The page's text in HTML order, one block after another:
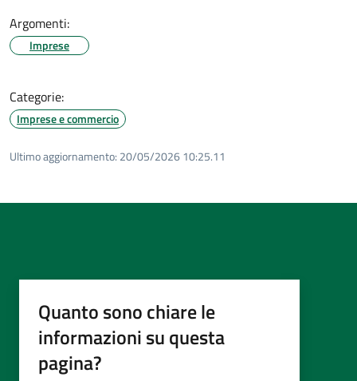
Argomenti:
Imprese
Categorie:
Imprese e commercio
Ultimo aggiornamento: 20/05/2026 10:25.11
Quanto sono chiare le
informazioni su questa
pagina?